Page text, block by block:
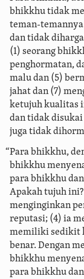
bhikkhu tidak
teman-
dan tidak
(1) seorang
penghormatan,
malu dan (5)
jahat dan (7)
ketujuh kualitas
dan tidak
juga tidak
“Para bhikkhu,
bhikkhu
para bhikkhu
Apakah tujuh ini?
menginginkan
reputasi; (4) ia
memiliki sedikit
benar. Dengan
bhikkhu
para bhikkhu